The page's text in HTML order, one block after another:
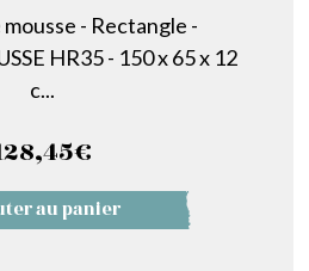
- Rectangle -
HR35 - 150 x 65 x 12
c...
€
au panier